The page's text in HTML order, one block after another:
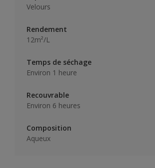
Velours
Rendement
12m²/L
Temps de séchage
Environ 1 heure
Recouvrable
Environ 6 heures
Composition
Aqueux